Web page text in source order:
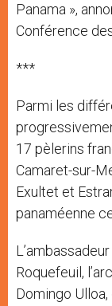
Panama »,
Conférence
***
Parmi les
17 pèlerins
Camaret-sur-
Exultet et
panaméenne
Roquefeuil,
Domingo Ulloa,